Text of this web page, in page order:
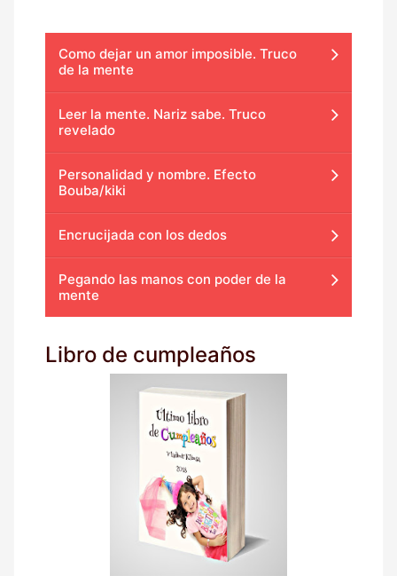
Como dejar un amor imposible. Truco
de la mente
Leer la mente. Nariz sabe. Truco
revelado
Personalidad y nombre. Efecto
Bouba/kiki
Encrucijada con los dedos
Pegando las manos con poder de la
mente
Libro de cumpleaños